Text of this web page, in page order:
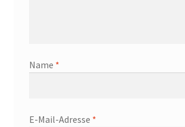
Name *
E-Mail-Adresse *